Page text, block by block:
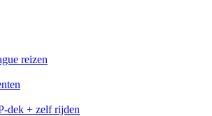
reizen
dek + zelf rijden